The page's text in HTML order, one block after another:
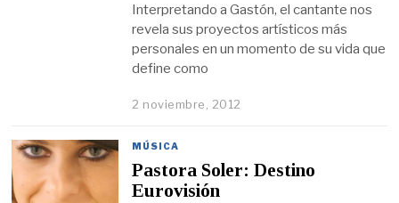
Interpretando a Gastón, el cantante nos
revela sus proyectos artísticos más
personales en un momento de su vida que
define como
2 noviembre, 2012
MÚSICA
Pastora Soler: Destino
Eurovisión